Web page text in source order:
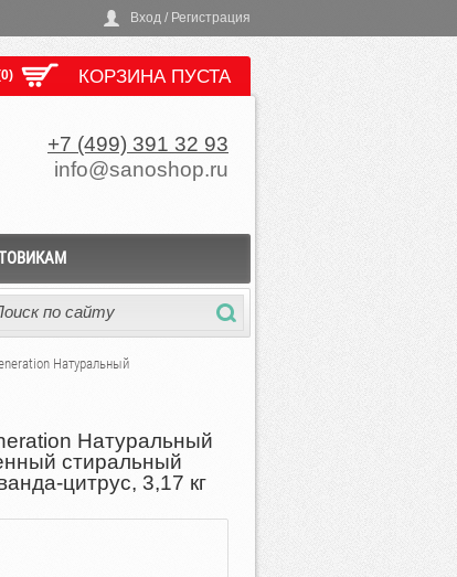
Вход / Регистрация
КОРЗИНА ПУСТА
+7 (499) 391 32 93
info@sanoshop.ru
Натуральный
Натуральный
стиральный
цитрус, 3,17 кг